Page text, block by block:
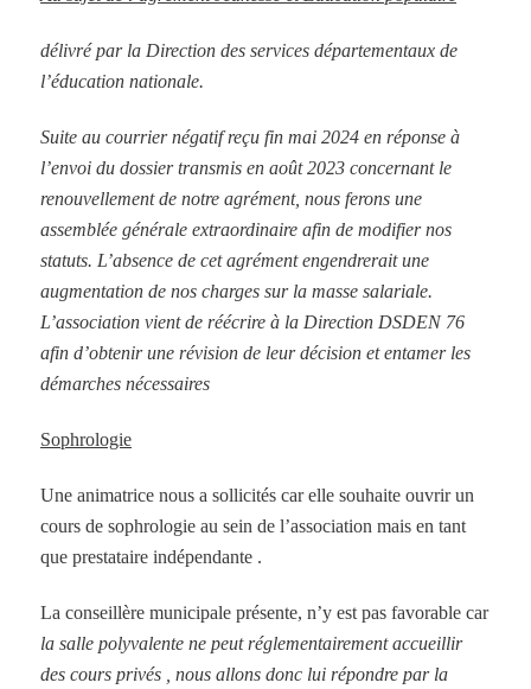
délivré par la Direction des services départementaux de
l’éducation nationale.
Suite au courrier négatif reçu fin mai 2024 en réponse à
l’envoi du dossier transmis en août 2023 concernant le
renouvellement de notre agrément, nous ferons une
assemblée générale extraordinaire afin de modifier nos
statuts. L’absence de cet agrément engendrerait une
augmentation de nos charges sur la masse salariale.
L’association vient de réécrire à la Direction DSDEN 76
afin d’obtenir une révision de leur décision et entamer les
démarches nécessaires
Sophrologie
Une animatrice nous a sollicités car elle souhaite ouvrir un
cours de sophrologie au sein de l’association mais en tant
que prestataire indépendante .
La conseillère municipale présente, n’y est pas favorable car
la salle polyvalente ne peut réglementairement accueillir
des cours privés , nous allons donc lui répondre par la